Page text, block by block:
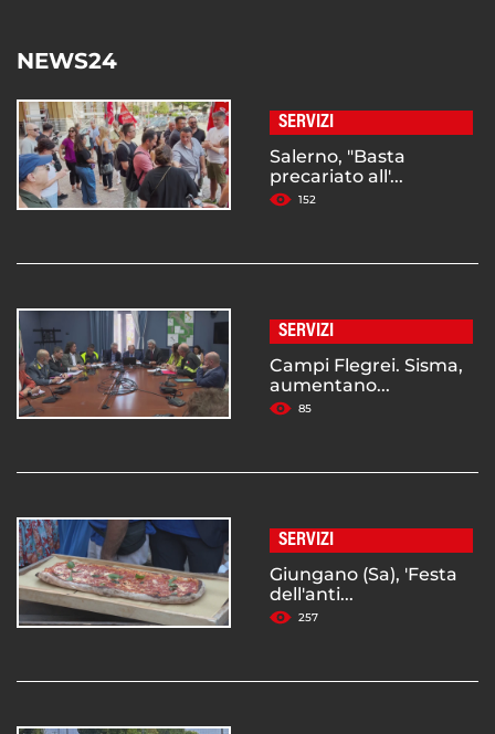
NEWS24
SERVIZI
Salerno, "Basta
precariato all'...
152
SERVIZI
Campi Flegrei. Sisma,
aumentano...
85
SERVIZI
Giungano (Sa), 'Festa
dell'anti...
257